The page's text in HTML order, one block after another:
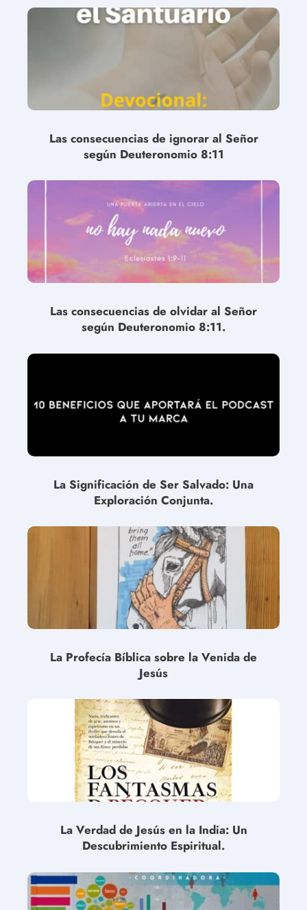
Las consecuencias de ignorar al Señor
según Deuteronomio 8:11
Las consecuencias de olvidar al Señor
según Deuteronomio 8:11.
La Significación de Ser Salvado: Una
Exploración Conjunta.
La Profecía Bíblica sobre la Venida de
Jesús
La Verdad de Jesús en la India: Un
Descubrimiento Espiritual.